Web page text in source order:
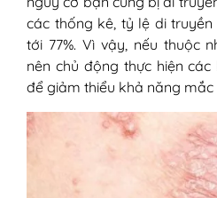
các thống kê, tỷ lệ di
tới 77%. Vì vậy, nếu thuộc
nên chủ động thực hiện
để giảm thiểu khả năng mắc